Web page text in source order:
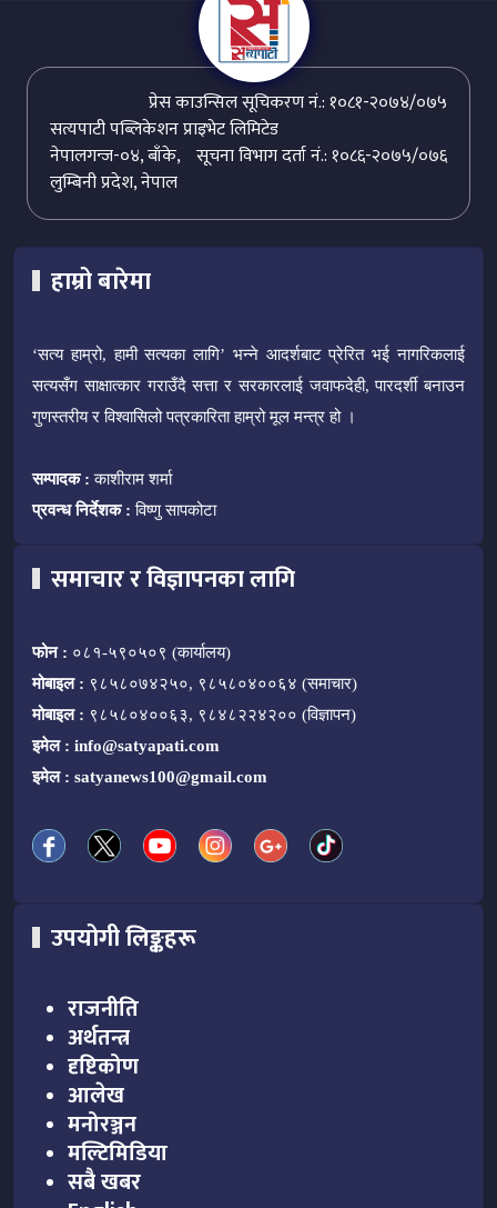
प्रेस काउन्सिल सूचिकरण नं.: १०८१-२०७४/०७५
सत्यपाटी पब्लिकेशन प्राइभेट लिमिटेड
सूचना विभाग दर्ता नं.: १०८६-२०७५/०७६
नेपालगन्ज-०४, बाँके,
लुम्बिनी प्रदेश, नेपाल
हाम्रो बारेमा
‘सत्य हाम्रो, हामी सत्यका लागि’ भन्ने आदर्शबाट प्रेरित भई नागरिकलाई
सत्यसँग साक्षात्कार गराउँदै सत्ता र सरकारलाई जवाफदेही, पारदर्शी बनाउन
गुणस्तरीय र विश्वासिलो पत्रकारिता हाम्रो मूल मन्त्र हो ।
सम्पादक : काशीराम शर्मा
प्रवन्ध निर्देशक : विष्णु सापकोटा
समाचार र विज्ञापनका लागि
फोन : ०८१-५९०५०९ (कार्यालय)
मोबाइल : ९८५८०७४२५०, ९८५८०४००६४ (समाचार)
मोबाइल : ९८५८०४००६३, ९८४८२२४२०० (विज्ञापन)
इमेल : info@satyapati.com
इमेल : satyanews100@gmail.com
उपयोगी लिङ्कहरू
राजनीति
अर्थतन्त्र
दृष्टिकोण
आलेख
मनोरञ्जन
मल्टिमिडिया
सबै खबर